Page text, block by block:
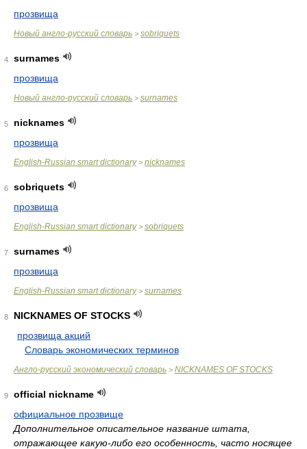
прозвища
Новый англо-русский словарь > sobriquets
4
surnames
прозвища
Новый англо-русский словарь > surnames
5
nicknames
прозвища
English-Russian smart dictionary> nicknames
6
sobriquets
прозвища
English-Russian smart dictionary> sobriquets
7
surnames
прозвища
English-Russian smart dictionary> surnames
8
NICKNAMES OF STOCKS
прозвища акций
Словарь экономических терминов
Англо-русский экономический словарь > NICKNAMES OF STOCKS
9
official nickname
официальное прозвище
Дополнительное описательное название штата,
отражающее какую-либо его особенность, часто носящее